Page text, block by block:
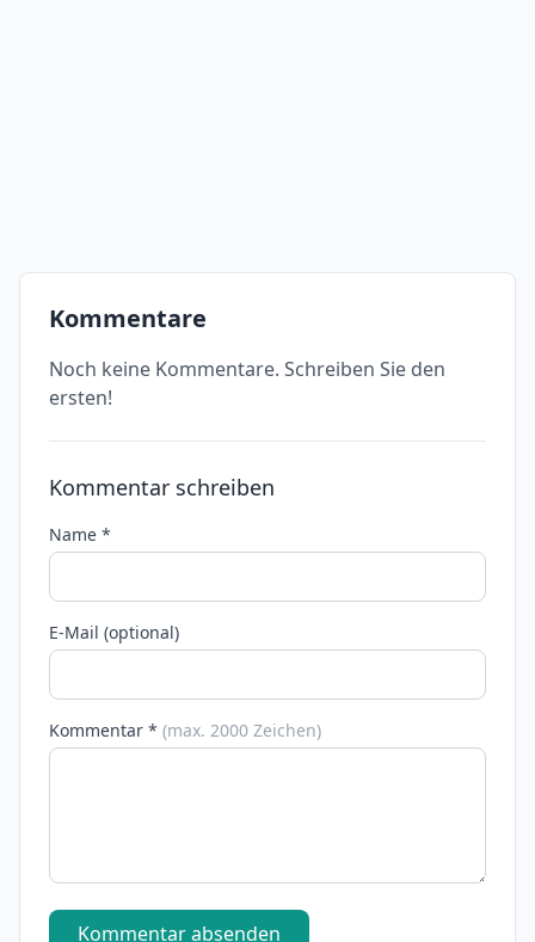
Kommentare
Noch keine Kommentare. Schreiben Sie den
ersten!
Kommentar schreiben
Name *
E-Mail (optional)
Kommentar * (max. 2000 Zeichen)
Kommentar absenden